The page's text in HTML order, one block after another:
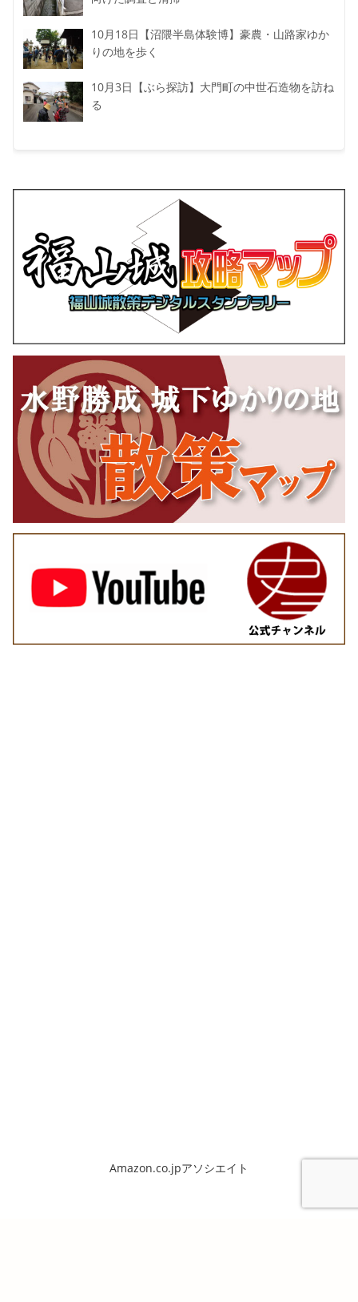
10月18日【沼隈半島体験博】豪農・山路家ゆか
りの地を歩く
10月3日【ぶら探訪】大門町の中世石造物を訪ね
る
Amazon.co.jpアソシエイト